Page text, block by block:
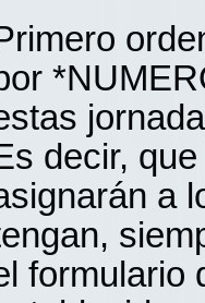
decir,
a
formulario